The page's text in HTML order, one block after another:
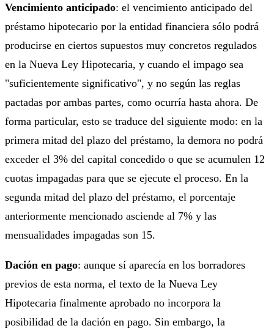
Vencimiento anticipado: el vencimiento anticipado del
préstamo hipotecario por la entidad financiera sólo podrá
producirse en ciertos supuestos muy concretos regulados
en la Nueva Ley Hipotecaria, y cuando el impago sea
"suficientemente significativo", y no según las reglas
pactadas por ambas partes, como ocurría hasta ahora. De
forma particular, esto se traduce del siguiente modo: en la
primera mitad del plazo del préstamo, la demora no podrá
exceder el 3% del capital concedido o que se acumulen 12
cuotas impagadas para que se ejecute el proceso. En la
segunda mitad del plazo del préstamo, el porcentaje
anteriormente mencionado asciende al 7% y las
mensualidades impagadas son 15.
Dación en pago: aunque sí aparecía en los borradores
previos de esta norma, el texto de la Nueva Ley
Hipotecaria finalmente aprobado no incorpora la
posibilidad de la dación en pago. Sin embargo, la